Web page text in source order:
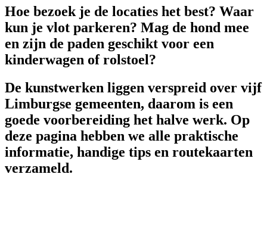
Hoe bezoek je de locaties het best? Waar
kun je vlot parkeren? Mag de hond mee
en zijn de paden geschikt voor een
kinderwagen of rolstoel?
De kunstwerken liggen verspreid over vijf
Limburgse gemeenten, daarom is een
goede voorbereiding het halve werk. Op
deze pagina hebben we alle praktische
informatie, handige tips en routekaarten
verzameld.